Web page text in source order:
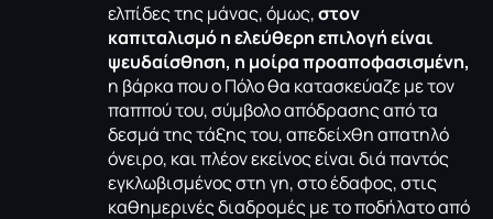
ελπίδες της μάνας, όμως,στον
καπιταλισμό η ελεύθερη επιλογή είναι
ψευδαίσθηση, η μοίρα προαποφασισμένη,
η βάρκα που ο Πόλο θα κατασκεύαζε με τον
παππού του, σύμβολο απόδρασης από τα
δεσμά της τάξης του, απεδείχθη απατηλό
όνειρο, και πλέον εκείνος είναι διά παντός
εγκλωβισμένος στη γη, στο έδαφος, στις
καθημερινές διαδρομές με το ποδήλατο από